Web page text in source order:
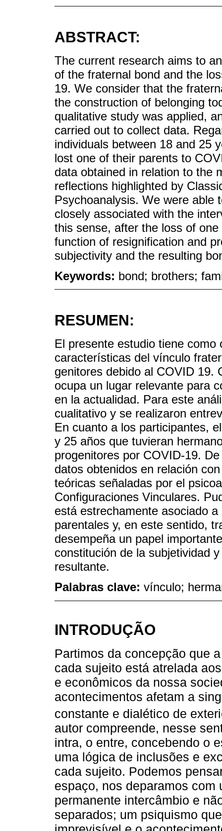
ABSTRACT:
The current research aims to
of the fraternal bond and the
19. We consider that the
the construction of belonging
qualitative study was applied,
carried out to collect data.
individuals between 18 and 25
lost one of their parents to
data obtained in relation to the
reflections highlighted by
Psychoanalysis. We were able
closely associated with the
this sense, after the loss of
function of resignification and
subjectivity and the resulting
Keywords: bond; brothers;
RESUMEN:
El presente estudio tiene
características del vínculo
genitores debido al COVID 19.
ocupa un lugar relevante para
en la actualidad. Para este
cualitativo y se realizaron
En cuanto a los participantes,
y 25 años que tuvieran
progenitores por COVID-19.
datos obtenidos en relación
teóricas señaladas por el
Configuraciones Vinculares.
está estrechamente asociado
parentales y, en este sentido,
desempeña un papel
constitución de la subjetividad
resultante.
Palabras clave: vínculo;
INTRODUÇÃO
Partimos da concepção que
cada sujeito está atrelada
e econômicos da nossa
acontecimentos afetam a
constante e dialético de
autor compreende, nesse
intra, o entre, concebendo o
uma lógica de inclusões e
cada sujeito. Podemos
espaço, nos deparamos
permanente intercâmbio e
separados; um psiquismo